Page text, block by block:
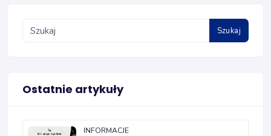
Szukaj
Ostatnie artykuły
INFORMACJE